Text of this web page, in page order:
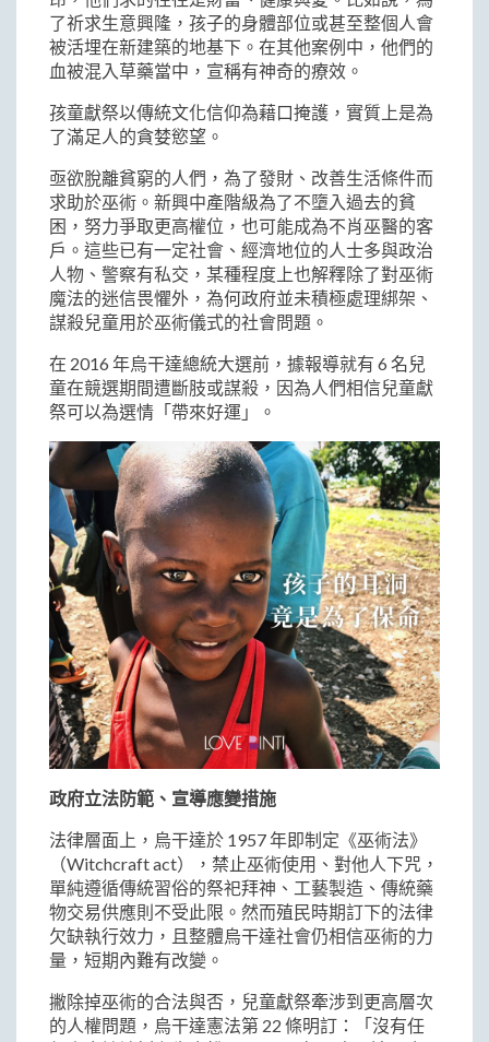
了祈求生意興隆，孩子的身體部位或甚至整個人會
被活埋在新建築的地基下。在其他案例中，他們的
血被混入草藥當中，宣稱有神奇的療效。
孩童獻祭以傳統文化信仰為藉口掩護，實質上是為
了滿足人的貪婪慾望。
亟欲脫離貧窮的人們，為了發財、改善生活條件而
求助於巫術。新興中產階級為了不墮入過去的貧
困，努力爭取更高權位，也可能成為不肖巫醫的客
戶。這些已有一定社會、經濟地位的人士多與政治
人物、警察有私交，某種程度上也解釋除了對巫術
魔法的迷信畏懼外，為何政府並未積極處理綁架、
謀殺兒童用於巫術儀式的社會問題。
在 2016 年烏干達總統大選前，據報導就有 6 名兒
童在競選期間遭斷肢或謀殺，因為人們相信兒童獻
祭可以為選情「帶來好運」。
政府立法防範、宣導應變措施
法律層面上，烏干達於 1957 年即制定《巫術法》
（Witchcraft act），禁止巫術使用、對他人下咒，
單純遵循傳統習俗的祭祀拜神、工藝製造、傳統藥
物交易供應則不受此限。然而殖民時期訂下的法律
欠缺執行效力，且整體烏干達社會仍相信巫術的力
量，短期內難有改變。
撇除掉巫術的合法與否，兒童獻祭牽涉到更高層次
的人權問題，烏干達憲法第 22 條明訂：「沒有任